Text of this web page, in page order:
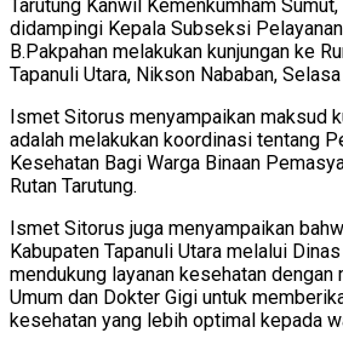
Tarutung Kanwil Kemenkumham
didampingi Kepala Subseksi
B.Pakpahan melakukan kunjungan ke
Tapanuli Utara, Nikson Nababan,
Ismet Sitorus menyampaikan maksud
adalah melakukan koordinasi tentang
Kesehatan Bagi Warga Binaan
Rutan Tarutung.
Ismet Sitorus juga menyampaikan
Kabupaten Tapanuli Utara melalui
mendukung layanan kesehatan dengan
Umum dan Dokter Gigi untuk
kesehatan yang lebih optimal kepada